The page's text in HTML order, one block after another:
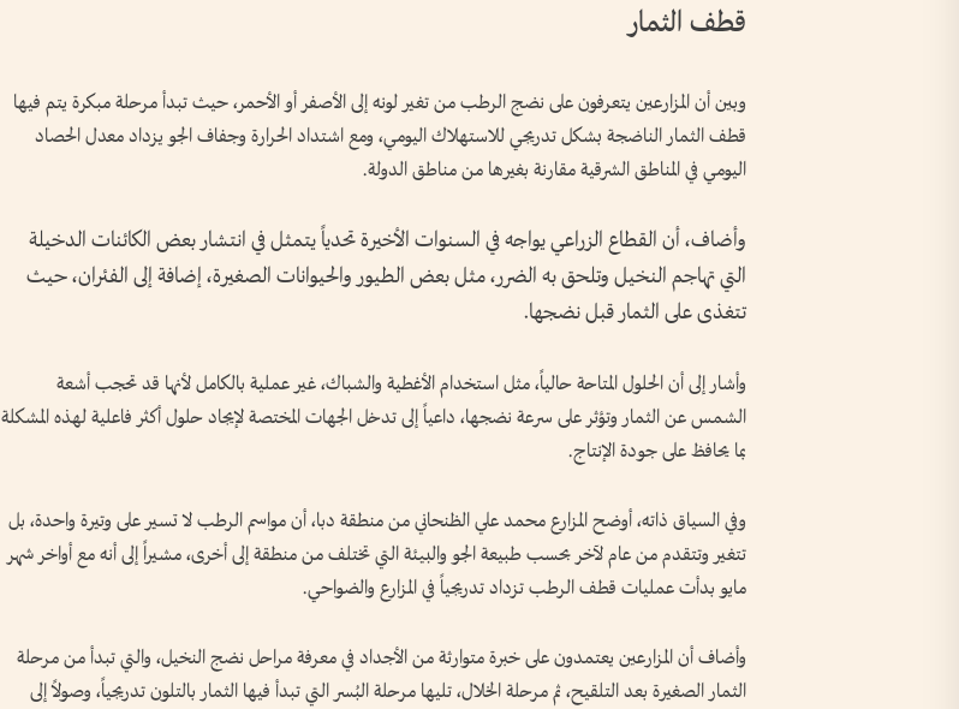
قطف الثمار
وبين أن المزارعين يتعرفون على نضج الرطب من تغير لونه إلى الأصفر أو الأحمر، حيث تبدأ مرحلة مبكرة يتم فيها
قطف الثمار الناضجة بشكل تدريجي للاستهلاك اليومي، ومع اشتداد الحرارة وجفاف الجو يزداد معدل الحصاد
اليومي في المناطق الشرقية مقارنة بغيرها من مناطق الدولة.
وأضاف، أن القطاع الزراعي يواجه في السنوات الأخيرة تحدياً يتمثل في انتشار بعض الكائنات الدخيلة
التي تهاجم النخيل وتلحق به الضرر، مثل بعض الطيور والحيوانات الصغيرة، إضافة إلى الفئران، حيث
تتغذى على الثمار قبل نضجها.
وأشار إلى أن الحلول المتاحة حالياً، مثل استخدام الأغطية والشباك، غير عملية بالكامل لأنها قد تحجب أشعة
الشمس عن الثمار وتؤثر على سرعة نضجها، داعياً إلى تدخل الجهات المختصة لإيجاد حلول أكثر فاعلية لهذه المشكلة
بما يحافظ على جودة الإنتاج.
وفي السياق ذاته، أوضح المزارع محمد علي الظنحاني من منطقة دبا، أن مواسم الرطب لا تسير على وتيرة واحدة، بل
تتغير وتتقدم من عام لآخر بحسب طبيعة الجو والبيئة التي تختلف من منطقة إلى أخرى، مشيراً إلى أنه مع أواخر شهر
مايو بدأت عمليات قطف الرطب تزداد تدريجياً في المزارع والضواحي.
وأضاف أن المزارعين يعتمدون على خبرة متوارثة من الأجداد في معرفة مراحل نضج النخيل، والتي تبدأ من مرحلة
الثمار الصغيرة بعد التلقيح، ثم مرحلة الخلال، تليها مرحلة البُسر التي تبدأ فيها الثمار بالتلون تدريجياً، وصولاً إلى